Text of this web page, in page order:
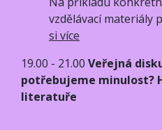
vzdělávací materiály
si více
19.00 - 21.00 Veřejná
potřebujeme minulost?
literatuře